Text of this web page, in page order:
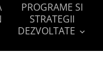
PROGRAME SI
STRATEGII
DEZVOLTATE